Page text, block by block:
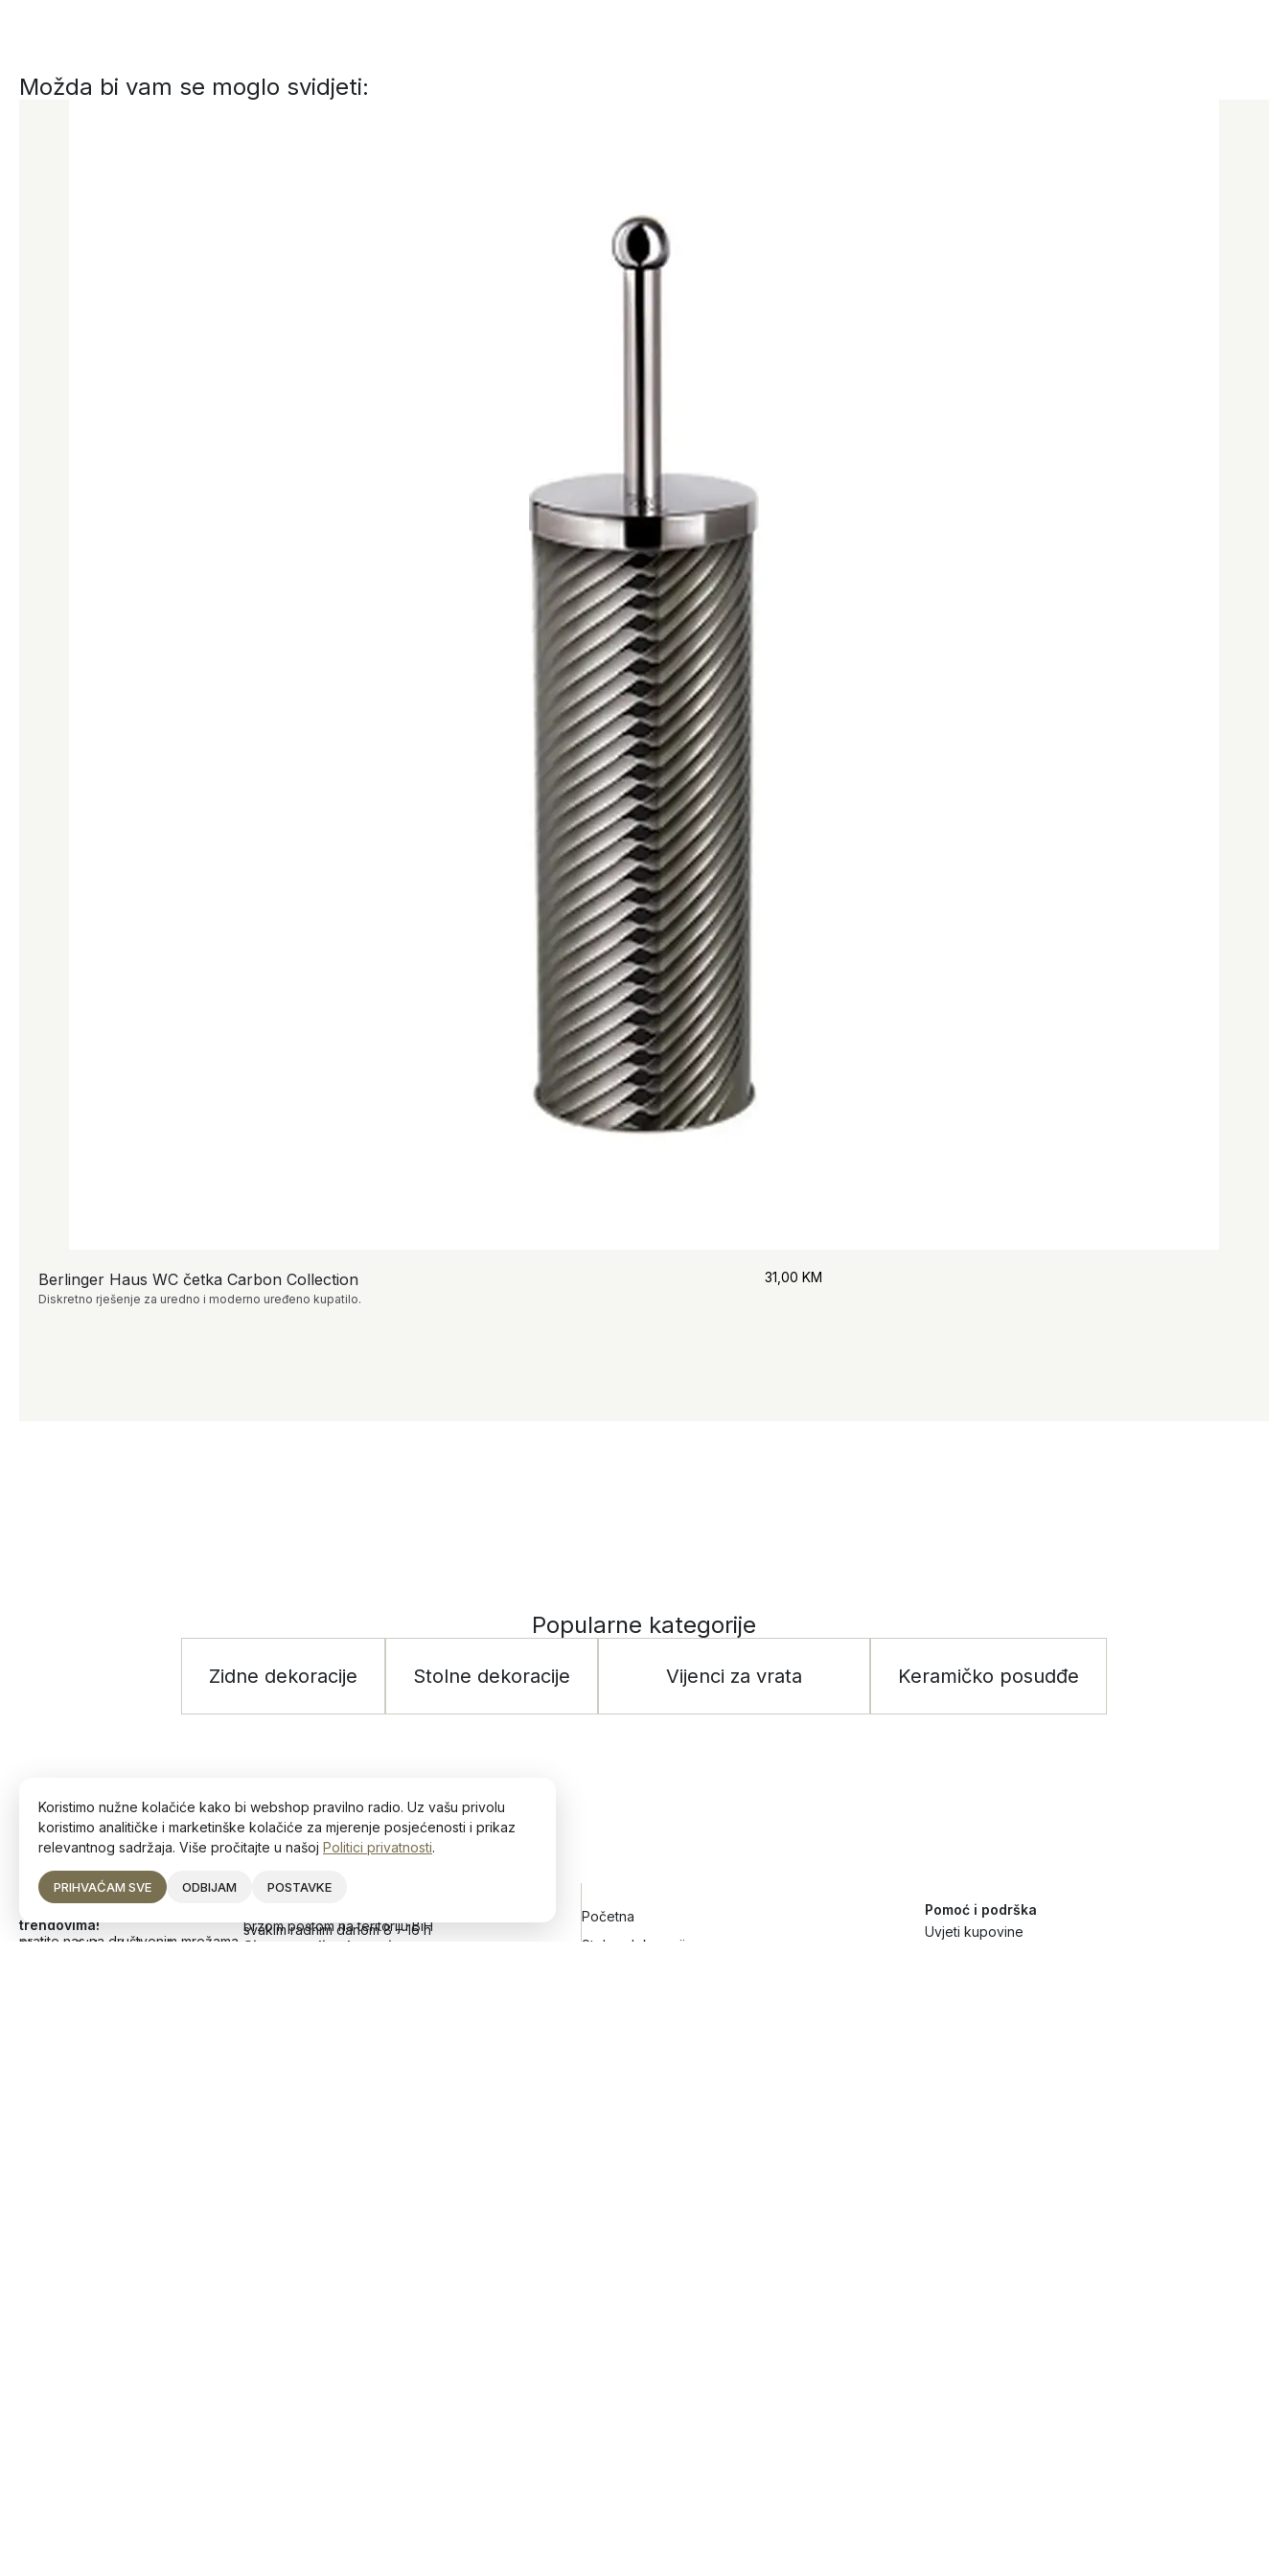
Možda bi vam se moglo svidjeti:
Berlinger Haus WC četka Carbon Collection
Diskretno rješenje za uredno i moderno uređeno kupatilo.
31,00KM
Popularne kategorije
Zidne dekoracije Stolne dekoracije Vijenci za vrata Keramičko posudđe
trendovima!
pratite nas na društvenim mrežama
čitajte naš blog (uskoro)
brzom poštom na teritoriju BiH
svakim radnim danom 8 – 16 h
Sigurna online kupovina
Početna
Stolne dekoracije
Pomoć i podrška
Uvjeti kupovine
Koristimo nužne kolačiće kako bi webshop pravilno radio. Uz vašu privolu
koristimo analitičke i marketinške kolačiće za mjerenje posjećenosti i prikaz
relevantnog sadržaja. Više pročitajte u našoj Politici privatnosti.
PRIHVAĆAM SVE ODBIJAM POSTAVKE